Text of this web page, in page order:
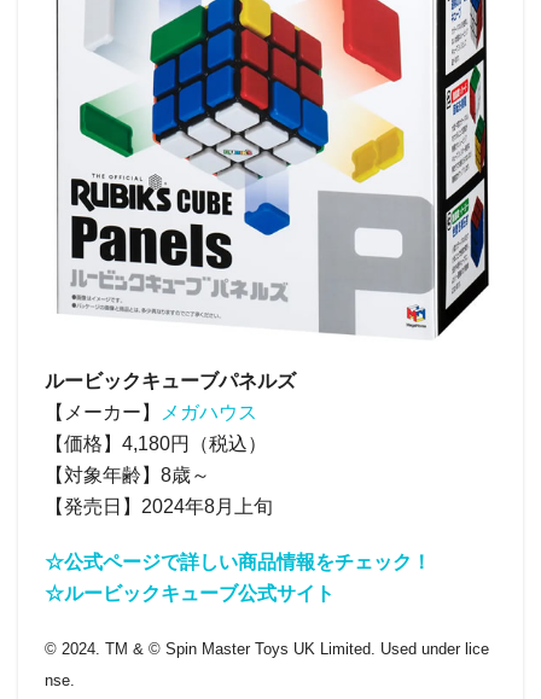
ルービックキューブパネルズ
【メーカー】
メガハウス
【価格】4,180円（税込）
【対象年齢】8歳～
【発売日】2024年8月上旬
☆公式ページで詳しい商品情報をチェック！
☆ルービックキューブ公式サイト
© 2024. TM & © Spin Master Toys UK Limited. Used under lice
nse.